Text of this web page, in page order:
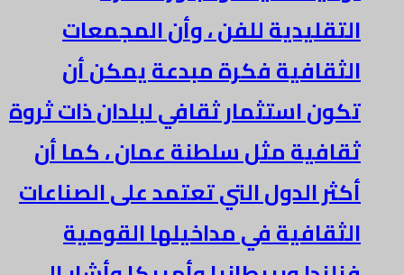
التقليدية للفن ، وأن المجمعات
الثقافية فكرة مبدعة يمكن أن
تكون استثمار ثقافي لبلدان ذات ثروة
ثقافية مثل سلطنة عمان ، كما أن
أكثر الدول التي تعتمد على الصناعات
الثقافية في مداخيلها القومية